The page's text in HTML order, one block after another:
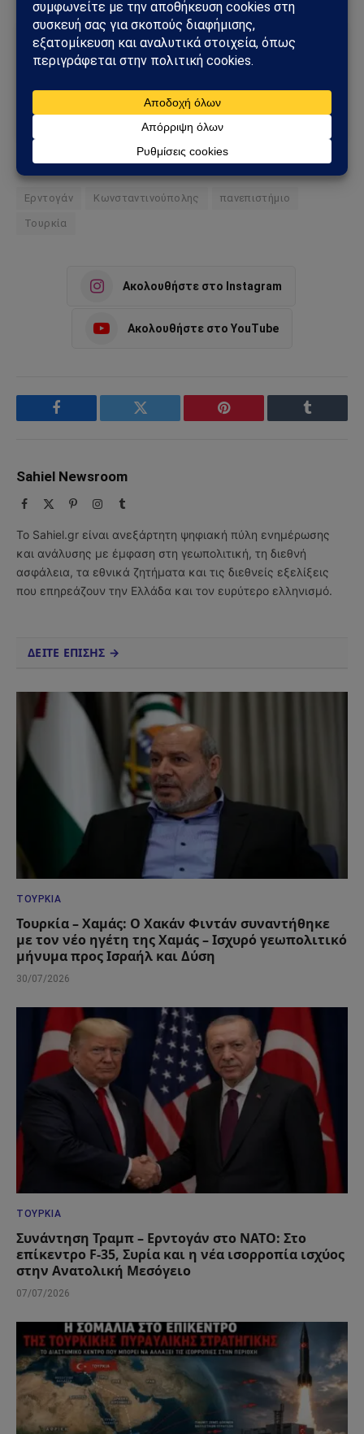
Ακολούθησε το Sahiel στο Google News
Πρόσθεσε το Sahiel ως προτιμώμενη πηγή για να λαμβάνεις
Add as a preferred source
Ερντογάν Κωνσταντινούπολης πανεπιστήμιο
Τουρκία
Ακολουθήστε στο Instagram
Ακολουθήστε στο YouTube
Facebook Twitter Pinterest Tumblr
Sahiel Newsroom
Facebook PinterestInstagram
Tumblr
Το Sahiel.gr είναι ανεξάρτητη ψηφιακή πύλη ενημέρωσης
και ανάλυσης με έμφαση στη γεωπολιτική, τη διεθνή
ασφάλεια, τα εθνικά ζητήματα και τις διεθνείς εξελίξεις
που επηρεάζουν την Ελλάδα και τον ευρύτερο ελληνισμό.
ΔΕΙΤΕ ΕΠΙΣΗΣ →
ΤΟΥΡΚΊΑ
Τουρκία – Χαμάς: Ο Χακάν Φιντάν συναντήθηκε
με τον νέο ηγέτη της Χαμάς – Ισχυρό γεωπολιτικό
μήνυμα προς Ισραήλ και Δύση
30/07/2026
ΤΟΥΡΚΊΑ
Συνάντηση Τραμπ – Ερντογάν στο ΝΑΤΟ: Στο
επίκεντρο F-35, Συρία και η νέα ισορροπία ισχύος
στην Ανατολική Μεσόγειο
07/07/2026